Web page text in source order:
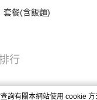
套餐(含飯麵)
行
詢有關本網站使用 cookie